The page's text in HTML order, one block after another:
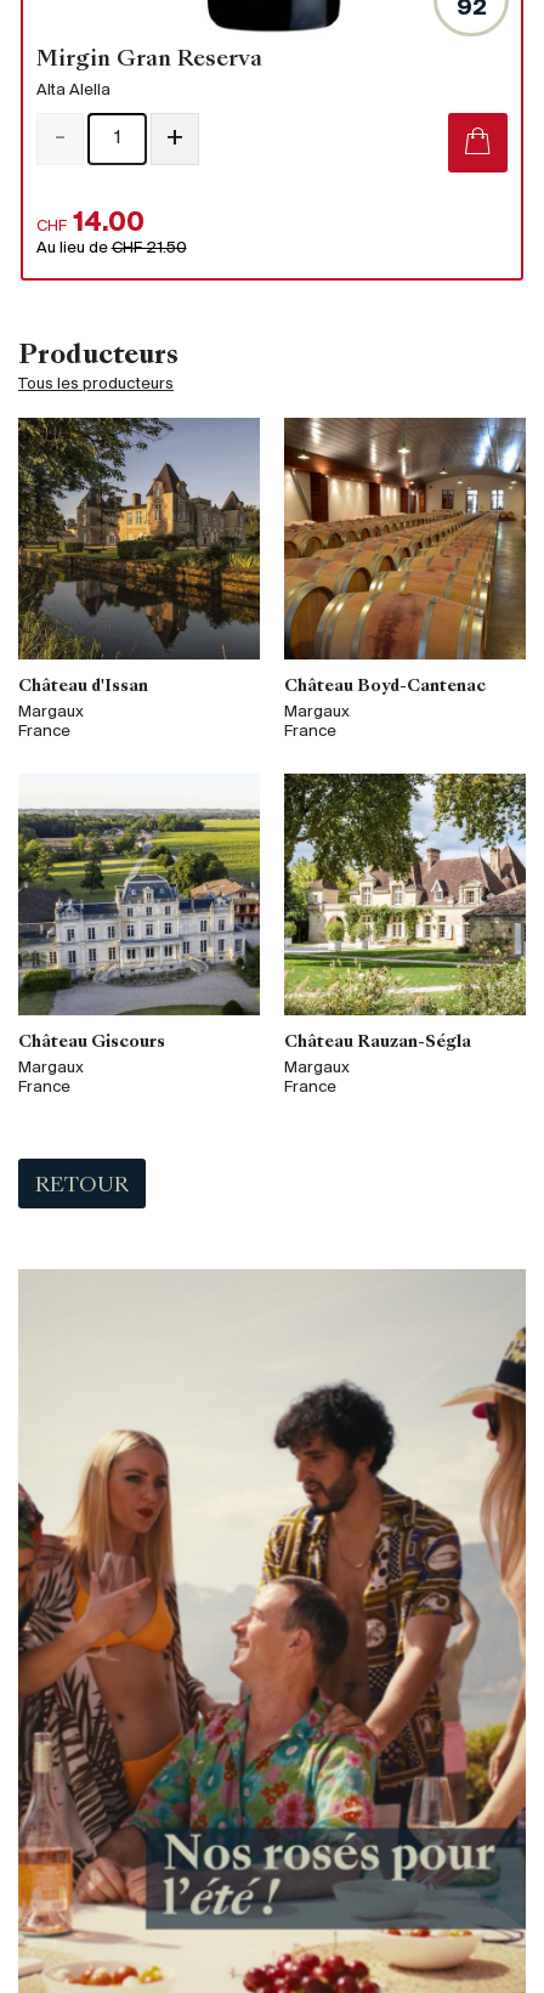
Producteurs
Tous les producteurs
Château d'Issan
Margaux
France
Château Boyd-Cantenac
Margaux
France
Château Giscours
Margaux
France
Château Rauzan-Ségla
Margaux
France
RETOUR
92
Mirgin Gran Reserva
Alta Alella
CHF 14.00
Au lieu deCHF 21.50
- +